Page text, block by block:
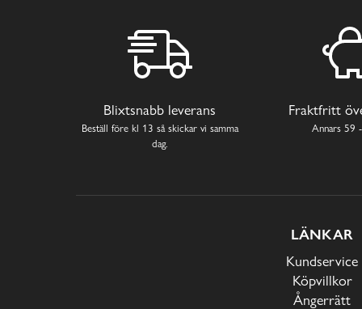
Blixtsnabb leverans
Beställ före kl 13 så skickar vi samma
dag.
Fraktfritt
Annars 59
LÄNKAR
Kundservice
Köpvillkor
Ångerrätt